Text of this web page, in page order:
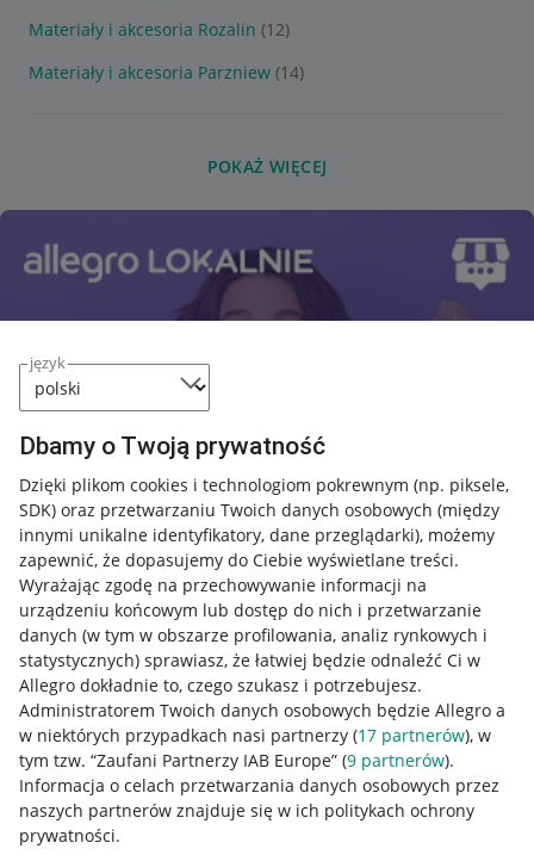
język
Dbamy o Twoją prywatność
Dzięki plikom cookies i technologiom pokrewnym (np. piksele,
SDK) oraz przetwarzaniu Twoich danych osobowych (między
innymi unikalne identyfikatory, dane przeglądarki), możemy
zapewnić, że dopasujemy do Ciebie wyświetlane treści.
Wyrażając zgodę na przechowywanie informacji na
urządzeniu końcowym lub dostęp do nich i przetwarzanie
danych (w tym w obszarze profilowania, analiz rynkowych i
statystycznych) sprawiasz, że łatwiej będzie odnaleźć Ci w
Allegro dokładnie to, czego szukasz i potrzebujesz.
Administratorem Twoich danych osobowych będzie Allegro a
w niektórych przypadkach nasi partnerzy (17 partnerów), w
tym tzw. “Zaufani Partnerzy IAB Europe” (9 partnerów).
Informacja o celach przetwarzania danych osobowych przez
naszych partnerów znajduje się w ich politykach ochrony
prywatności.
Materiały i akcesoria Rozalin (12)
Materiały i akcesoria Parzniew (14)
POKAŻ WIĘCEJ
Przydatne informacje
Jak to działa
Napisz do nas
Allegro Gadane dla sprzedających